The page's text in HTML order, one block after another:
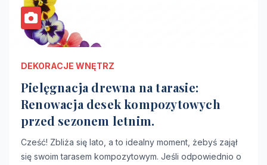
DEKORACJE WNĘTRZ
Pielęgnacja drewna na tarasie:
Renowacja desek kompozytowych
przed sezonem letnim.
Cześć! Zbliża się lato, a to idealny moment, żebyś zajął
się swoim tarasem kompozytowym. Jeśli odpowiednio o